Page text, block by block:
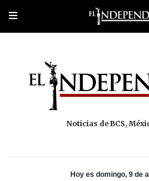
Portada Los Cabos
Noticias de BCS,
Hoy es domingo, 9 de